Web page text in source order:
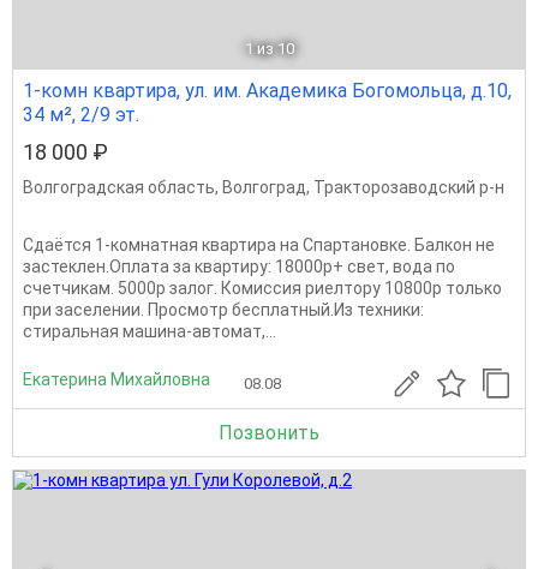
1 из 10
1-комн квартира, ул. им. Академика Богомольца, д.10,
34 м², 2/9 эт.
18 000 ₽
Волгоградская область, Волгоград, Тракторозаводский р-н
Сдаётся 1-комнатная квартира на Спартановке. Балкон не
застеклен.Оплата за квартиру: 18000р+ свет, вода по
счетчикам. 5000р залог. Комиссия риелтору 10800р только
при заселении. Просмотр бесплатный.Из техники:
стиральная машина-автомат,...
Екатерина Михайловна 08.08
Позвонить